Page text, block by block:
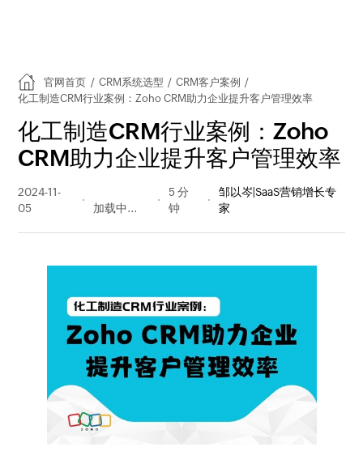
官网首页 / CRM系统选型 / CRM客户案例 /
化工制造CRM行业案例：Zoho CRM助力企业提升客户管理效率
化工制造CRM行业案例：Zoho
CRM助力企业提升客户管理效率
2024-11-
05
量
5 分
钟
邹以岑|SaaS营销增长专
家